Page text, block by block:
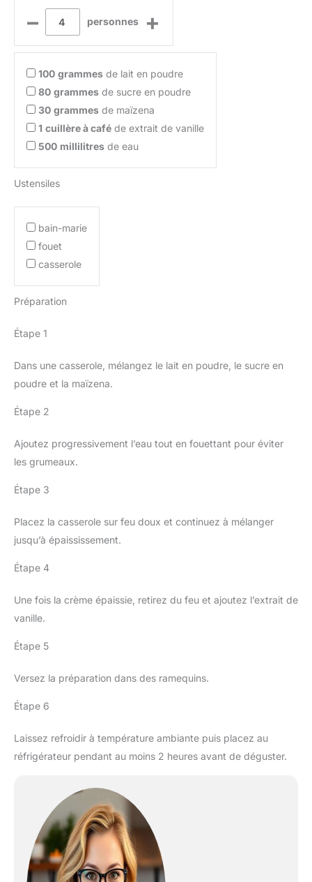
– personnes +
100 grammes de lait en poudre
80 grammes de sucre en poudre
30 grammes de maïzena
1 cuillère à café de extrait de vanille
500 millilitres de eau
Ustensiles
bain-marie
fouet
casserole
Préparation
Étape 1
Dans une casserole, mélangez le lait en poudre, le sucre en
poudre et la maïzena.
Étape 2
Ajoutez progressivement l’eau tout en fouettant pour éviter
les grumeaux.
Étape 3
Placez la casserole sur feu doux et continuez à mélanger
jusqu’à épaississement.
Étape 4
Une fois la crème épaissie, retirez du feu et ajoutez l’extrait de
vanille.
Étape 5
Versez la préparation dans des ramequins.
Étape 6
Laissez refroidir à température ambiante puis placez au
réfrigérateur pendant au moins 2 heures avant de déguster.